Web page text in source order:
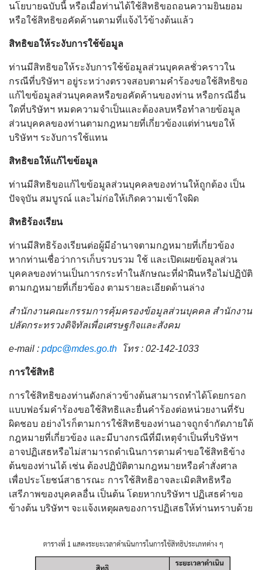
นโยบายฉบับนี้ หรือเมื่อท่านได้ใช้สิทธิขอถอนความยินยอม
หรือใช้สิทธิขอคัดค้านตามที่แจ้งไว้ข้างต้นแล้ว
สิทธิขอให้ระงับการใช้ข้อมูล
ท่านมีสิทธิขอให้ระงับการใช้ข้อมูลส่วนบุคคลชั่วคราวใน
กรณีที่บริษัทฯ อยู่ระหว่างตรวจสอบตามคำร้องขอใช้สิทธิขอ
แก้ไขข้อมูลส่วนบุคคลหรือขอคัดค้านของท่าน หรือกรณีอื่น
ใดที่บริษัทฯ หมดความจำเป็นและต้องลบหรือทำลายข้อมูล
ส่วนบุคคลของท่านตามกฎหมายที่เกี่ยวข้องแต่ท่านขอให้
บริษัทฯ ระงับการใช้แทน
สิทธิขอให้แก้ไขข้อมูล
ท่านมีสิทธิขอแก้ไขข้อมูลส่วนบุคคลของท่านให้ถูกต้อง เป็น
ปัจจุบัน สมบูรณ์ และไม่ก่อให้เกิดความเข้าใจผิด
สิทธิร้องเรียน
ท่านมีสิทธิร้องเรียนต่อผู้มีอำนาจตามกฎหมายที่เกี่ยวข้อง
หากท่านเชื่อว่าการเก็บรวบรวม ใช้ และเปิดเผยข้อมูลส่วน
บุคคลของท่านเป็นการกระทำในลักษณะที่ฝ่าฝืนหรือไม่ปฏิบัติ
ตามกฎหมายที่เกี่ยวข้อง ตามรายละเอียดด้านล่าง
สำนักงานคณะกรรมการคุ้มครองข้อมูลส่วนบุคคล สำนักงาน
ปลัดกระทรวงดิจิทัลเพื่อเศรษฐกิจและสังคม
e-mail : pdpc@mdes.go.th โทร : 02-142-1033
การใช้สิทธิ
การใช้สิทธิของท่านดังกล่าวข้างต้นสามารถทำได้โดยกรอก
แบบฟอร์มคำร้องขอใช้สิทธิและยื่นคำร้องต่อหน่วยงานที่รับ
ผิดชอบ อย่างไรก็ตามการใช้สิทธิของท่านอาจถูกจำกัดภายใต้
กฎหมายที่เกี่ยวข้อง และมีบางกรณีที่มีเหตุจำเป็นที่บริษัทฯ
อาจปฏิเสธหรือไม่สามารถดำเนินการตามคำขอใช้สิทธิข้าง
ต้นของท่านได้ เช่น ต้องปฏิบัติตามกฎหมายหรือคำสั่งศาล
เพื่อประโยชน์สาธารณะ การใช้สิทธิอาจละเมิดสิทธิหรือ
เสรีภาพของบุคคลอื่น เป็นต้น โดยหากบริษัทฯ ปฏิเสธคำขอ
ข้างต้น บริษัทฯ จะแจ้งเหตุผลของการปฏิเสธให้ท่านทราบด้วย